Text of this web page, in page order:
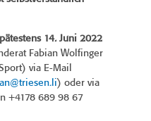
14. Juni 2022
Fabian Wolfinger
via E-Mail
) oder via
+4178 689 98 67